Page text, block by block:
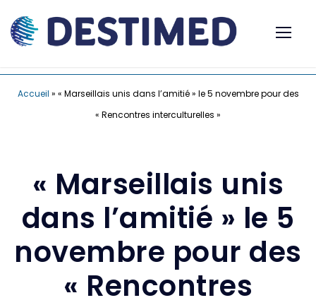
Accueil » « Marseillais unis dans l’amitié » le 5 novembre pour des
« Rencontres interculturelles »
« Marseillais unis
dans l’amitié » le 5
novembre pour des
« Rencontres